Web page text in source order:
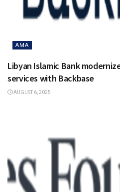
AMA
Libyan Islamic Bank
services with Backbase
AUGUST 6, 2025